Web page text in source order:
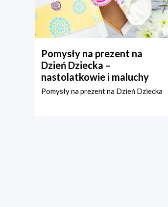
Pomysły na prezent na
Dzień Dziecka –
nastolatkowie i maluchy
Pomysły na prezent na Dzień Dziecka